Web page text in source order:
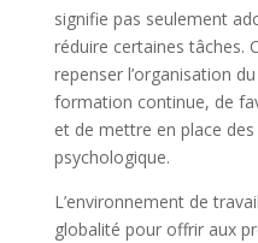
signifie pas seulement
réduire certaines tâches.
repenser l’organisation
formation continue, de
et de mettre en place
psychologique.
L’environnement de
globalité pour offrir aux